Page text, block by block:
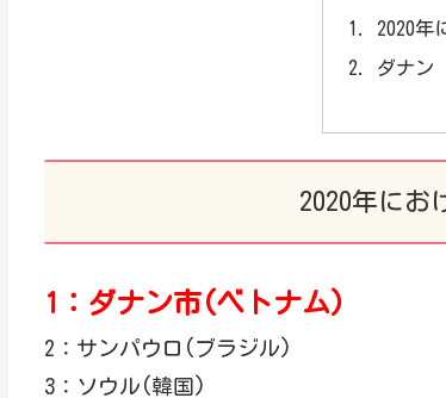
2020年
ダナン
2020年にお
1：ダナン市(ベトナム)
2：サンパウロ(ブラジル)
3：ソウル(韓国)